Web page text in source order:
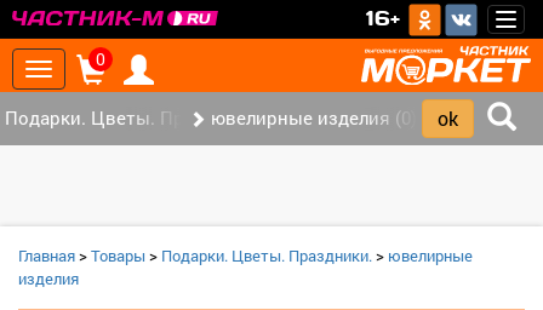
16+
Toggle
navigation
0
Подарки. Цветы. Праздники. (0)ювелирные изделия (0)
Главная>Товары > Подарки. Цветы. Праздники.> ювелирные
изделия